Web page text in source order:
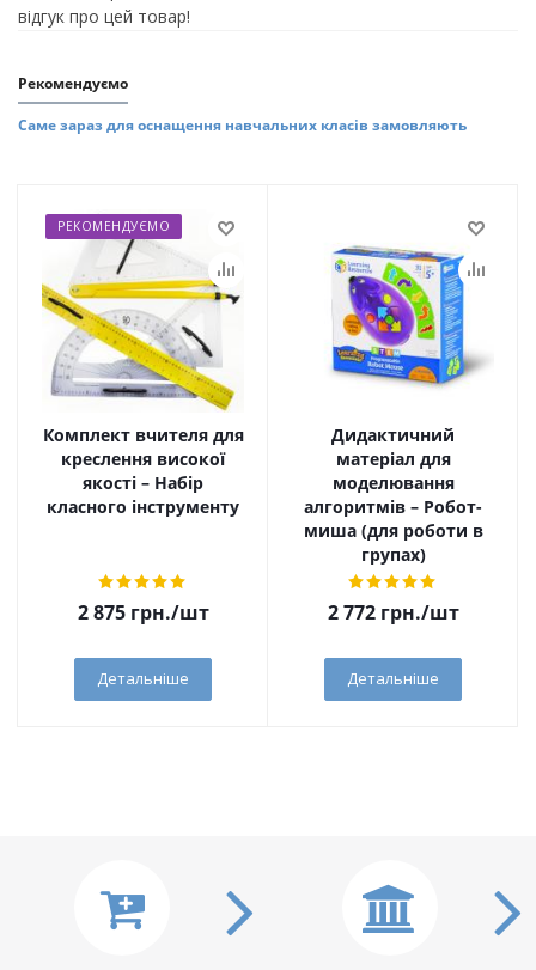
відгук про цей товар!
Рекомендуємо
Саме зараз для оснащення навчальних класів замовляють
РЕКОМЕНДУЄМО
Комплект вчителя для
креслення високої
якості – Набір
класного інструменту
2 875грн./шт
Детальніше
Дидактичний
матеріал для
моделювання
алгоритмів – Робот-
миша (для роботи в
групах)
2 772грн./шт
Детальніше